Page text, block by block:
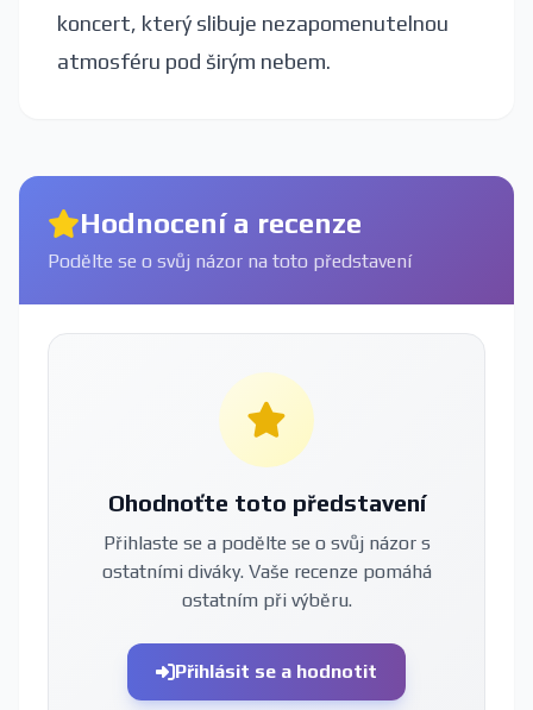
koncert, který slibuje nezapomenutelnou
atmosféru pod širým nebem.
Hodnocení a recenze
Podělte se o svůj názor na toto představení
Ohodnoťte toto představení
Přihlaste se a podělte se o svůj názor s
ostatními diváky. Vaše recenze pomáhá
ostatním při výběru.
Přihlásit se a hodnotit